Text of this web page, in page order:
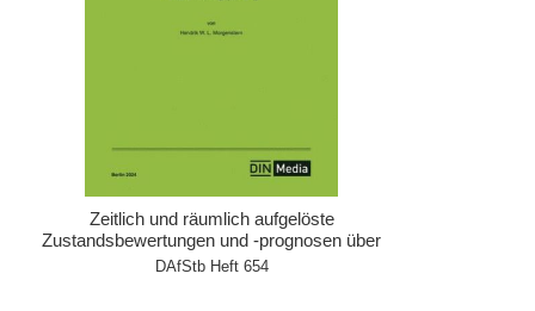
Zeitlich und räumlich aufgelöste
Zustandsbewertungen und -prognosen über
mit Diagnosedaten angereicherte BIM-
DAfStb Heft 654